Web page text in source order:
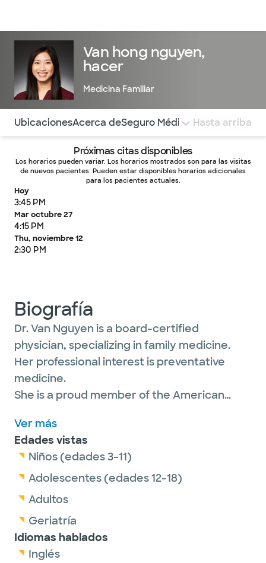
Van hong nguyen,
hacer
Medicina Familiar
Utilice esta navegación para saltar rápidamente a
UbicacionesAcerca deSeguro Médico COMENTARIOS
Hasta arriba
Próximas citas disponibles
Los horarios pueden variar. Los horarios mostrados son para las visitas
de nuevos pacientes. Pueden estar disponibles horarios adicionales
para los pacientes actuales.
Hoy
3:45 PM
Mar octubre 27
4:15 PM
Thu, noviembre 12
2:30 PM
Biografía
Dr. Van Nguyen is a board-certified
physician, specializing in family medicine.
Her professional interest is preventative
medicine.
She is a proud member of the American
Outside of work, Dr. Nguyen enjoys reading,
crafting and sports.
Ver más
Edades vistas
Niños (edades 3-11)
Adolescentes (edades 12-18)
Adultos
Geriatría
Idiomas hablados
Inglés